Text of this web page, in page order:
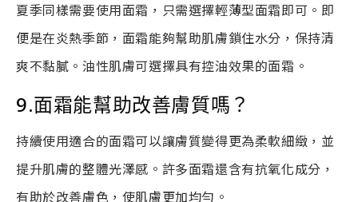
夏季同樣需要使用面霜，只需選擇輕薄型面霜即可。即
便是在炎熱季節，面霜能夠幫助肌膚鎖住水分，保持清
爽不黏膩。油性肌膚可選擇具有控油效果的面霜。
9.面霜能幫助改善膚質嗎？
持續使用適合的面霜可以讓膚質變得更為柔軟細緻，並
提升肌膚的整體光澤感。許多面霜還含有抗氧化成分，
有助於改善膚色，使肌膚更加均勻。